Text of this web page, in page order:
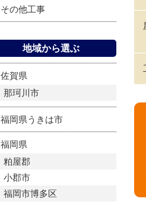
その他工事
地域から選ぶ
佐賀県
那珂川市
福岡県うきは市
福岡県
粕屋郡
小郡市
福岡市博多区